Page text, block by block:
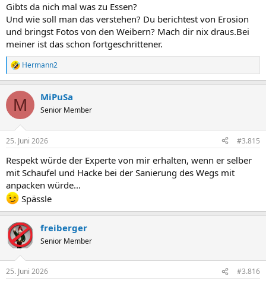
:
Gibts da nich mal was zu Essen?
Und wie soll man das verstehen? Du berichtest von Erosion
und bringst Fotos von den Weibern? Mach dir nix draus.Bei
meiner ist das schon fortgeschrittener.
R
e
k
i
e
:
Hermann2
M MiPuSa
Senior Member
25. Juni 2026 #3.815
Respekt würde der Experte von mir erhalten, wenn er selber
mit Schaufel und Hacke bei der Sanierung des Wegs mit
anpacken würde...
Spässle
freiberger
Senior Member
25. Juni 2026 #3.816